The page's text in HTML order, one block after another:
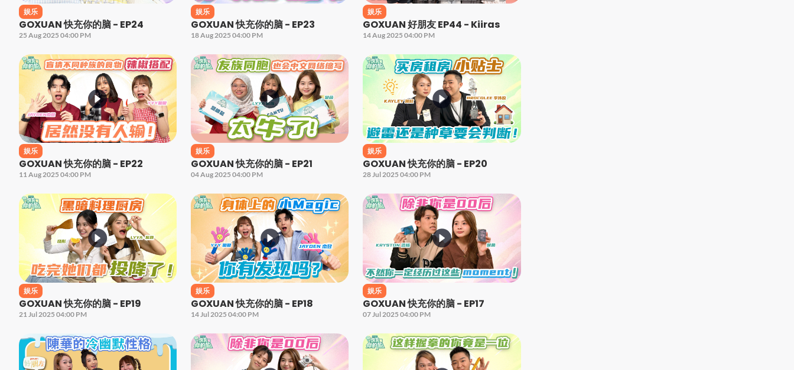
娱乐
GOXUAN 快充你的脑 - EP24
25 Aug 2025 04:00 PM
娱乐
GOXUAN 快充你的脑 - EP23
18 Aug 2025 04:00 PM
娱乐
GOXUAN 好朋友 EP44 - Kiiras
14 Aug 2025 04:00 PM
娱乐
GOXUAN 快充你的脑 - EP22
11 Aug 2025 04:00 PM
娱乐
GOXUAN 快充你的脑 - EP21
04 Aug 2025 04:00 PM
娱乐
GOXUAN 快充你的脑 - EP20
28 Jul 2025 04:00 PM
娱乐
GOXUAN 快充你的脑 - EP19
21 Jul 2025 04:00 PM
娱乐
GOXUAN 快充你的脑 - EP18
14 Jul 2025 04:00 PM
娱乐
GOXUAN 快充你的脑 - EP17
07 Jul 2025 04:00 PM